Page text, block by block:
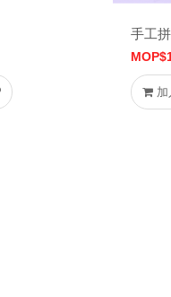
手工